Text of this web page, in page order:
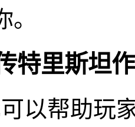
特里斯坦
以帮助玩